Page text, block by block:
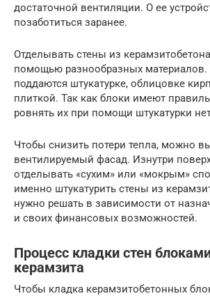
достаточной вентиляции. О ее
позаботиться заранее.
Отделывать стены из
помощью разнообразных материалов.
поддаются штукатурке, облицовке
плиткой. Так как блоки имеют
ровнять их при помощи штукатурки
Чтобы снизить потери тепла, можно
вентилируемый фасад. Изнутри
отделывать «сухим» или «мокрым»
именно штукатурить стены из
нужно решать в зависимости от
и своих финансовых возможностей.
Процесс кладки стен
керамзита
Чтобы кладка керамзитобетонных